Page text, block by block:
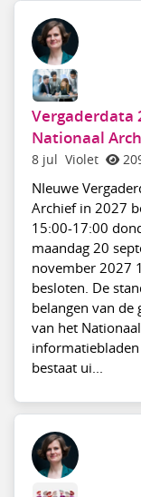
Vergaderdata
Nationaal
8 jul Violet
NIeuwe
Archief in 2027
15:00-17:00
maandag 20
november 2027
besloten. De
belangen van de
van het
bestaat ui...